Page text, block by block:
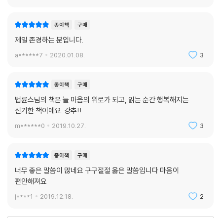
종이책 구매
제일 존경하는 분입니다.
a******7 2020.01.08. 3
종이책 구매
법륜스님의 책은 늘 마음의 위로가 되고, 읽는 순간 행복해지는
신기한 책이예요. 강추!!
m******0 2019.10.27. 3
종이책 구매
너무 좋은 말씀이 많네요 구구절절 옳은 말씀입니다 마음이
편안해져요
j****1 2019.12.18. 2